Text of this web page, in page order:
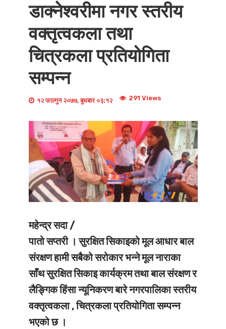
डाक्नेश्वरीमा नगर स्तरीय
वक्तृत्वकला तथा
चित्रकला प्रतियोगिता
सम्पन्न
१२ फाल्गुन २०७७, बुधबार ०३:१२ 291 Views
महेन्द्र सदा /
पातो सप्तरी । सुरक्षित सिकाइको मूल आधार बाल
संरक्षण हामी सबैको सरोकार भन्ने मूल नाराका
साँथ सुरक्षित सिकाइ कार्यक्रम तथा बाल संरक्षण र
लैङ्गिक हिंसा न्यूनिकरण बारे नगरपालिका स्तरीय
वक्तृत्वकला , चित्रकला प्रतियोगिता सम्पन्न
भएको छ ।